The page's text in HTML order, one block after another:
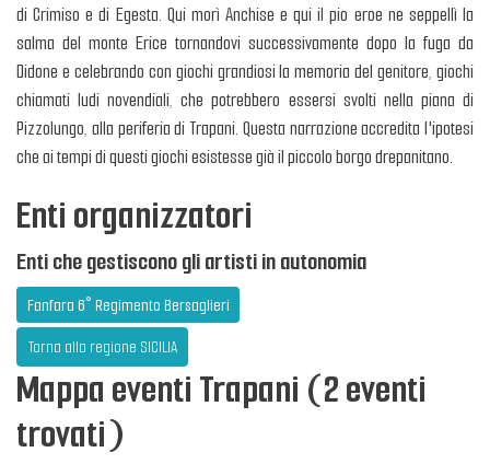
di Crimiso e di Egesta. Qui morì Anchise e qui il pio eroe ne seppellì la
salma del monte Erice tornandovi successivamente dopo la fuga da
Didone e celebrando con giochi grandiosi la memoria del genitore, giochi
chiamati ludi novendiali, che potrebbero essersi svolti nella piana di
Pizzolungo, alla periferia di Trapani. Questa narrazione accredita l'ipotesi
che ai tempi di questi giochi esistesse già il piccolo borgo drepanitano.
Enti organizzatori
Enti che gestiscono gli artisti in autonomia
Fanfara 6° Regimento Bersaglieri
Torna alla regione SICILIA
Mappa eventi Trapani (2 eventi
trovati)